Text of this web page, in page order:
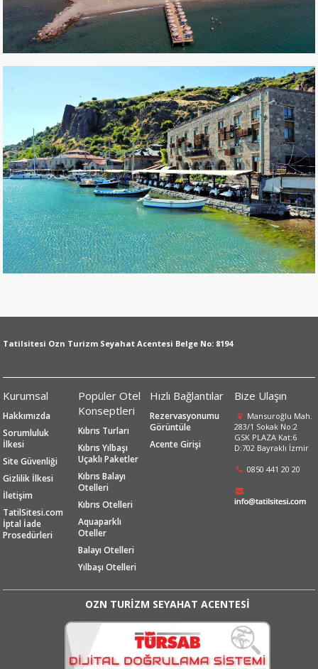
Tatilsitesi Ozn Turizm Seyahat Acentesi Belge No: 8194
Kurumsal
Hakkımızda
Sorumluluk
İlkesi
Site Güvenliği
Gizlilik İlkesi
İletişim
TatilSitesi.com
İptal İade
Prosedürleri
Popüler Otel
Konseptleri
Kıbrıs Turları
Kıbrıs Yılbaşı
Uçaklı Paketler
Kıbrıs Balayı
Otelleri
Kıbrıs Otelleri
Aquaparklı
Oteller
Balayı Otelleri
Yılbaşı Otelleri
Hızlı Bağlantılar
Rezervasyonumu
Görüntüle
Acente Girişi
Bize Ulaşın
Mansuroğlu Mah.
283/1 Sokak No:2
GSK PLAZA Kat:6
D:702 Bayraklı İzmir
0850 441 20 20
OZN TURİZM SEYAHAT ACENTESİ